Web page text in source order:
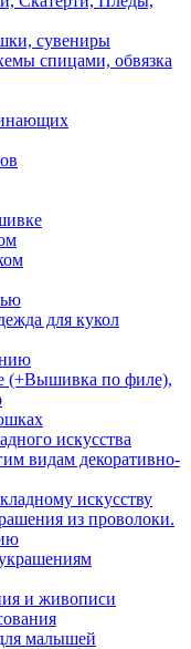
сувениры
спицами, обвязка
для кукол
(+Вышивка по филе),
искусства
видам декоративно-
искусству
из проволоки.
и живописи
малышей